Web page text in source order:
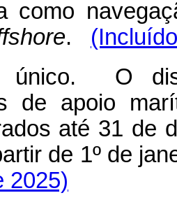
como
.
único. O
de apoio
até 31 de
de 1º de
2025)